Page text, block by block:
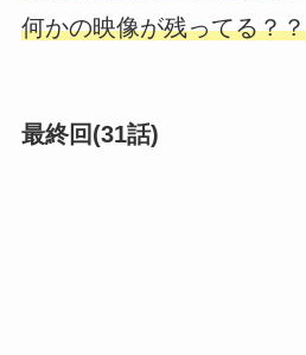
何かの映像が残ってる？？
最終回(31話)